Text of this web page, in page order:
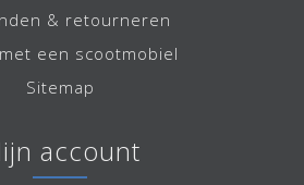
& retourneren
een scootmobiel
Sitemap
account